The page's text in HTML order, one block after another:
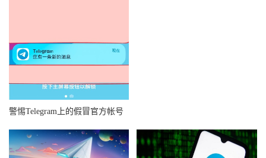
警惕Telegram上的假冒官方帐号